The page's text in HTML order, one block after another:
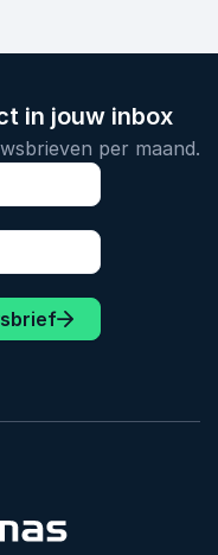
in jouw inbox
per maand.